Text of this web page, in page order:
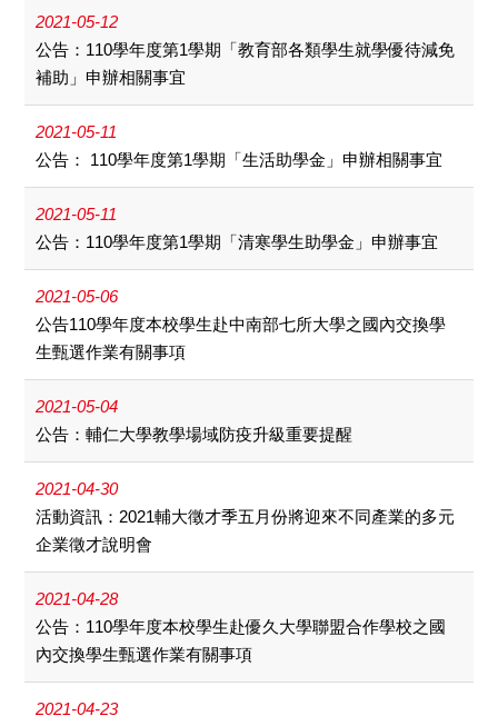
2021-05-12
公告：110學年度第1學期「教育部各類學生就學優待減免
補助」申辦相關事宜
2021-05-11
公告： 110學年度第1學期「生活助學金」申辦相關事宜
2021-05-11
公告：110學年度第1學期「清寒學生助學金」申辦事宜
2021-05-06
公告110學年度本校學生赴中南部七所大學之國內交換學
生甄選作業有關事項
2021-05-04
公告：輔仁大學教學場域防疫升級重要提醒
2021-04-30
活動資訊：2021輔大徵才季五月份將迎來不同產業的多元
企業徵才說明會
2021-04-28
公告：110學年度本校學生赴優久大學聯盟合作學校之國
內交換學生甄選作業有關事項
2021-04-23